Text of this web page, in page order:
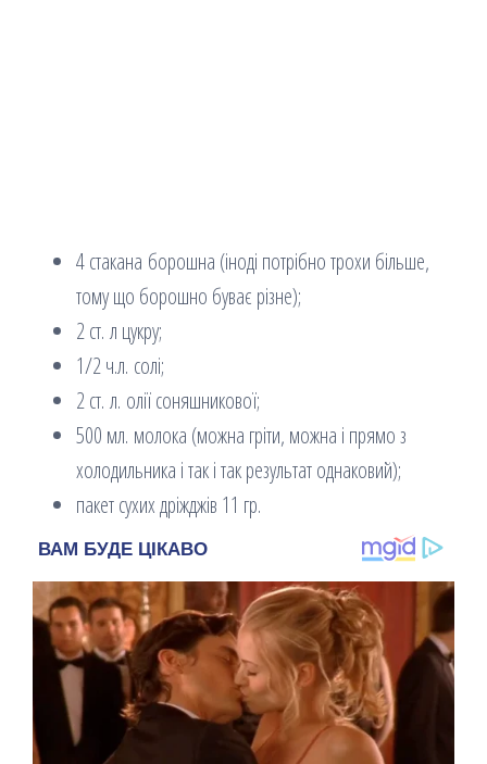
4 стакана борошна (іноді потрібно трохи більше,
тому що борошно буває різне);
2 ст. л цукру;
1/2 ч.л. солі;
2 ст. л. олії соняшникової;
500 мл. молока (можна гріти, можна і прямо з
холодильника і так і так результат однаковий);
пакет сухих дріжджів 11 гр.